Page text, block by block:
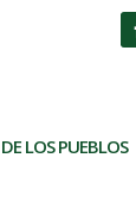
LOS PUEBLOS